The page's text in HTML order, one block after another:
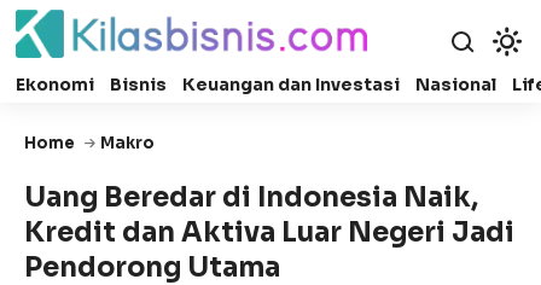
Ekonomi Bisnis Keuangan dan Investasi Nasional
Home Makro
Uang Beredar di Indonesia Naik,
Kredit dan Aktiva Luar Negeri Jadi
Pendorong Utama